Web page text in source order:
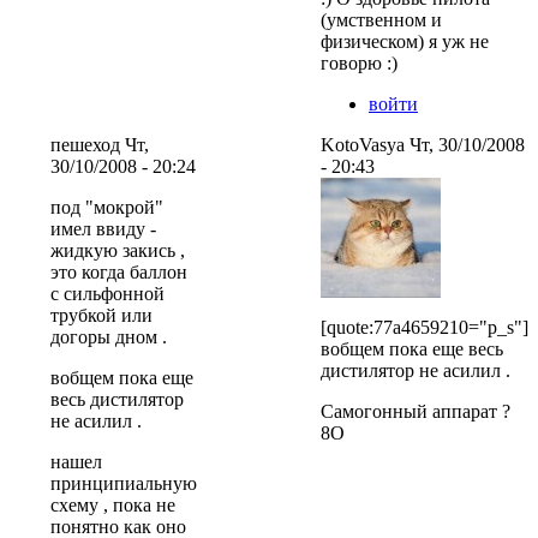
(умственном и
физическом) я уж не
говорю :)
войти
пешеход Чт,
30/10/2008 - 20:24
под "мокрой"
имел ввиду -
жидкую закись ,
это когда баллон
с сильфонной
трубкой или
догоры дном .
вобщем пока еще
весь дистилятор
не асилил .
нашел
принципиальную
схему , пока не
понятно как оно
KotoVasya Чт, 30/10/2008
- 20:43
[quote:77a4659210="p_s"]
вобщем пока еще весь
дистилятор не асилил .
Самогонный аппарат ?
8O